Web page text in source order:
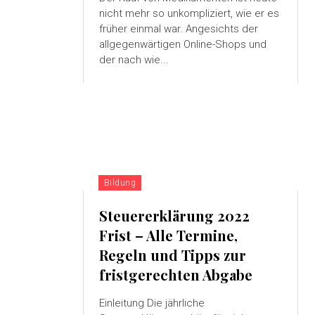
nicht mehr so ​​unkompliziert, wie er es
früher einmal war. Angesichts der
allgegenwärtigen Online-Shops und
der nach wie...
Bildung
Steuererklärung 2022
Frist – Alle Termine,
Regeln und Tipps zur
fristgerechten Abgabe
Einleitung Die jährliche